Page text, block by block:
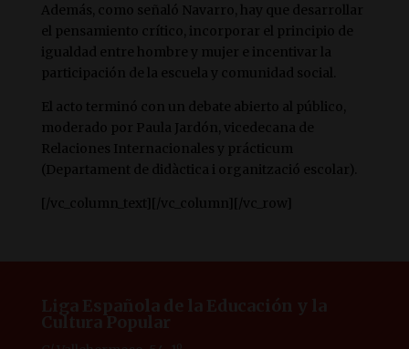
Además, como señaló Navarro, hay que desarrollar
el pensamiento crítico, incorporar el principio de
igualdad entre hombre y mujer e incentivar la
participación de la escuela y comunidad social.
El acto terminó con un debate abierto al público,
moderado por Paula Jardón, vicedecana de
Relaciones Internacionales y prácticum
(Departament de didàctica i organització escolar).
[/vc_column_text][/vc_column][/vc_row]